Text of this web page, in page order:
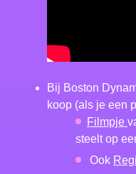
Bij Boston
koop (als je een
Filmpje
steelt op
Ook Regi